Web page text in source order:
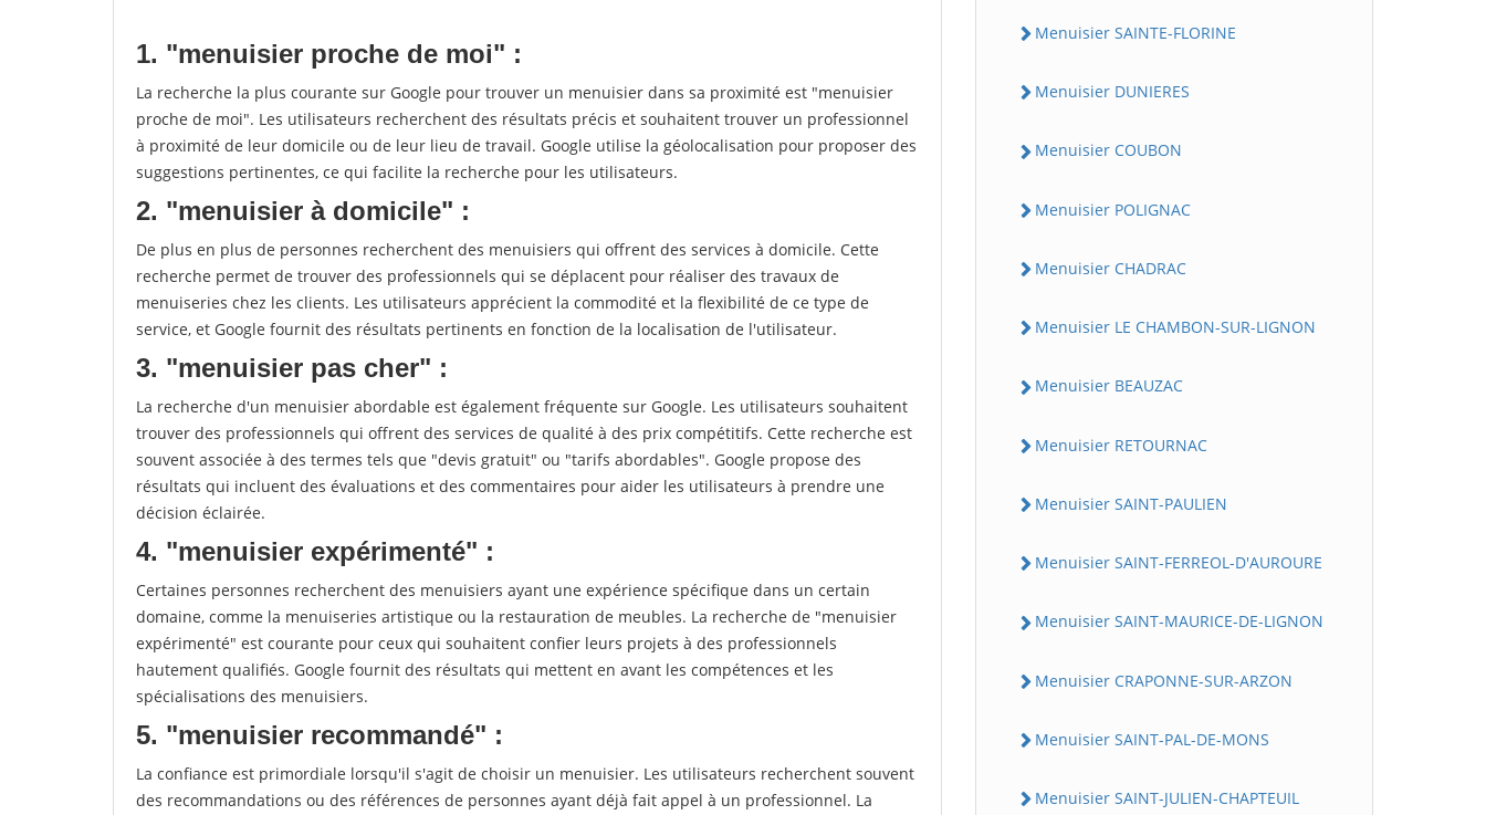
1. "menuisier proche de moi" :
La recherche la plus courante sur Google pour trouver un menuisier dans sa proximité est "menuisier
proche de moi". Les utilisateurs recherchent des résultats précis et souhaitent trouver un professionnel
à proximité de leur domicile ou de leur lieu de travail. Google utilise la géolocalisation pour proposer des
suggestions pertinentes, ce qui facilite la recherche pour les utilisateurs.
2. "menuisier à domicile" :
De plus en plus de personnes recherchent des menuisiers qui offrent des services à domicile. Cette
recherche permet de trouver des professionnels qui se déplacent pour réaliser des travaux de
menuiseries chez les clients. Les utilisateurs apprécient la commodité et la flexibilité de ce type de
service, et Google fournit des résultats pertinents en fonction de la localisation de l'utilisateur.
3. "menuisier pas cher" :
La recherche d'un menuisier abordable est également fréquente sur Google. Les utilisateurs souhaitent
trouver des professionnels qui offrent des services de qualité à des prix compétitifs. Cette recherche est
souvent associée à des termes tels que "devis gratuit" ou "tarifs abordables". Google propose des
résultats qui incluent des évaluations et des commentaires pour aider les utilisateurs à prendre une
décision éclairée.
4. "menuisier expérimenté" :
Certaines personnes recherchent des menuisiers ayant une expérience spécifique dans un certain
domaine, comme la menuiseries artistique ou la restauration de meubles. La recherche de "menuisier
expérimenté" est courante pour ceux qui souhaitent confier leurs projets à des professionnels
hautement qualifiés. Google fournit des résultats qui mettent en avant les compétences et les
spécialisations des menuisiers.
5. "menuisier recommandé" :
La confiance est primordiale lorsqu'il s'agit de choisir un menuisier. Les utilisateurs recherchent souvent
des recommandations ou des références de personnes ayant déjà fait appel à un professionnel. La
Menuisier SAINTE-FLORINE
Menuisier DUNIERES
Menuisier COUBON
Menuisier POLIGNAC
Menuisier CHADRAC
Menuisier LE CHAMBON-SUR-LIGNON
Menuisier BEAUZAC
Menuisier RETOURNAC
Menuisier SAINT-PAULIEN
Menuisier SAINT-FERREOL-D'AUROURE
Menuisier SAINT-MAURICE-DE-LIGNON
Menuisier CRAPONNE-SUR-ARZON
Menuisier SAINT-PAL-DE-MONS
Menuisier SAINT-JULIEN-CHAPTEUIL